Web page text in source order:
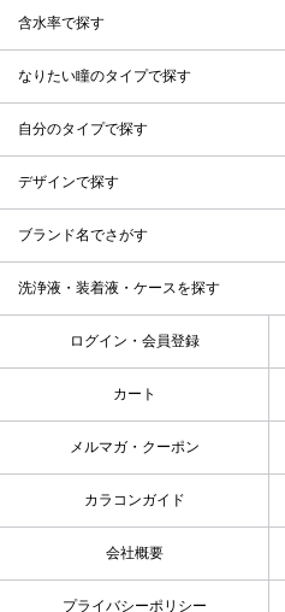
含水率で探す
なりたい瞳のタイプで探す
自分のタイプで探す
デザインで探す
ブランド名でさがす
洗浄液・装着液・ケースを探す
ログイン・会員登録
カート
メルマガ・クーポン
カラコンガイド
会社概要
プライバシーポリシー